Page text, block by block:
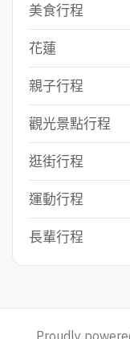
美食行程
花蓮
親子行程
觀光景點行程
逛街行程
運動行程
長輩行程
Proudly